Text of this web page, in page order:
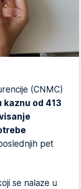
(CNMC)
kaznu od 413
pet
se nalaze u